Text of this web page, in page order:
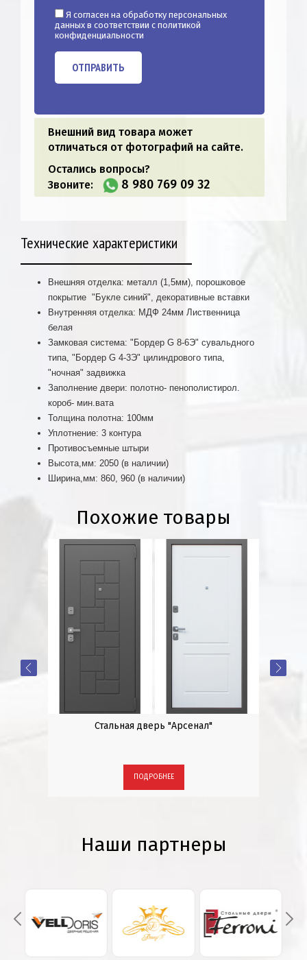
Я согласен на обработку персональных
данных в соответствии с политикой
конфиденциальности
ОТПРАВИТЬ
Внешний вид товара может
отличаться от фотографий на сайте.
Остались вопросы?
Звоните:
8 980 769 09 32
Технические характеристики
Внешняя отделка: металл (1,5мм), порошковое
покрытие "Букле синий", декоративные вставки
Внутренняя отделка: МДФ 24мм Лиственница
белая
Замковая система: "Бордер G 8-6Э" сувальдного
типа, "Бордер G 4-3Э" цилиндрового типа,
"ночная" задвижка
Заполнение двери: полотно- пенополистирол.
короб- мин.вата
Толщина полотна: 100мм
Уплотнение: 3 контура
Противосъемные штыри
Высота,мм: 2050 (в наличии)
Ширина,мм: 860, 960 (в наличии)
Похожие товары
Стальная дверь "Арсенал"
ПОДРОБНЕЕ
Наши партнеры